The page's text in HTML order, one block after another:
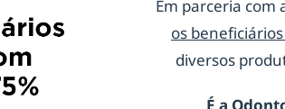
Em parceria com
os
diversos
É a